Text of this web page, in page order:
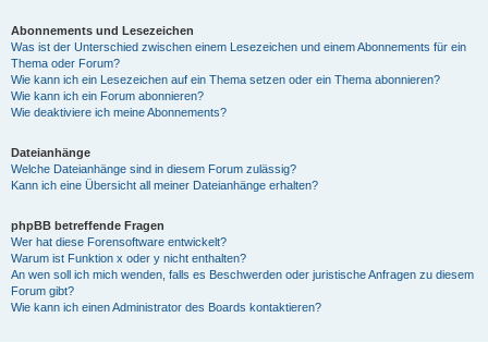
Abonnements und Lesezeichen
Was ist der Unterschied zwischen einem Lesezeichen und einem Abonnements für ein
Thema oder Forum?
Wie kann ich ein Lesezeichen auf ein Thema setzen oder ein Thema abonnieren?
Wie kann ich ein Forum abonnieren?
Wie deaktiviere ich meine Abonnements?
Dateianhänge
Welche Dateianhänge sind in diesem Forum zulässig?
Kann ich eine Übersicht all meiner Dateianhänge erhalten?
phpBB betreffende Fragen
Wer hat diese Forensoftware entwickelt?
Warum ist Funktion x oder y nicht enthalten?
An wen soll ich mich wenden, falls es Beschwerden oder juristische Anfragen zu diesem
Forum gibt?
Wie kann ich einen Administrator des Boards kontaktieren?